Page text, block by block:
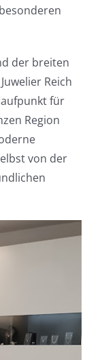
der breiten
Reich
für
Region
von der